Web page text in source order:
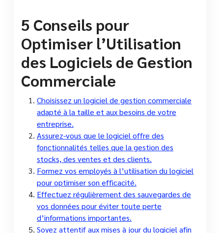
5 Conseils pour
Optimiser l’Utilisation
des Logiciels de Gestion
Commerciale
Choisissez un logiciel de gestion commerciale
adapté à la taille et aux besoins de votre
entreprise.
Assurez-vous que le logiciel offre des
fonctionnalités telles que la gestion des
stocks, des ventes et des clients.
Formez vos employés à l’utilisation du logiciel
pour optimiser son efficacité.
Effectuez régulièrement des sauvegardes de
vos données pour éviter toute perte
d’informations importantes.
Soyez attentif aux mises à jour du logiciel afin